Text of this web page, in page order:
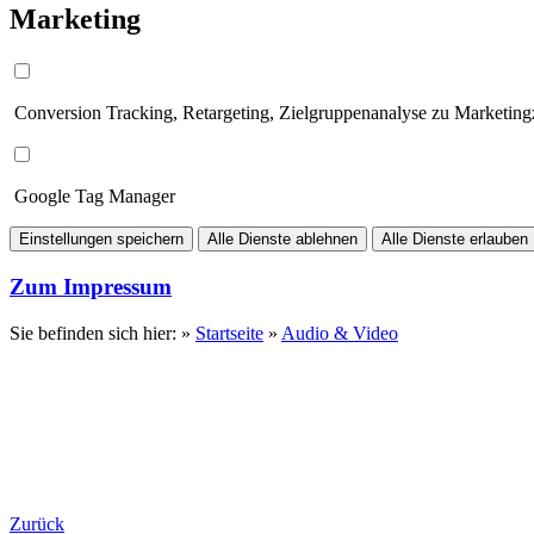
Marketing
Conversion Tracking, Retargeting, Zielgruppenanalyse zu
Google Tag Manager
Einstellungen speichern Alle Dienste ablehnen Alle Dienste erlauben
Zum Impressum
Sie befinden sich hier: » Startseite » Audio & Video
Zurück